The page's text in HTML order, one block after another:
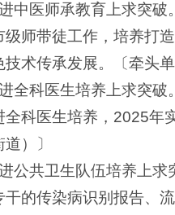
进中医师承教育上求突
级师带徒工作，培养打
技术传承发展。〔牵头
进全科医生培养上求突
全科医生培养，2025年
）〕
进公共卫生队伍培养上
干的传染病识别报告、